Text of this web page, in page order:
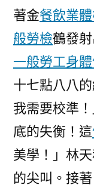
著金餐飲業
般勞檢鶴發
一般勞工身
十七點八八
我需要校準！
底的失衡！這
美學！」林
的尖叫。接